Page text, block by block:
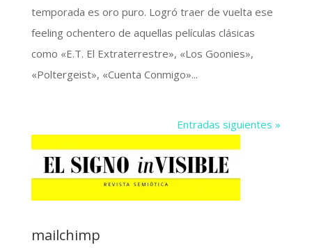
temporada es oro puro. Logró traer de vuelta ese
feeling ochentero de aquellas películas clásicas
como «E.T. El Extraterrestre», «Los Goonies»,
«Poltergeist», «Cuenta Conmigo»...
Entradas siguientes »
mailchimp